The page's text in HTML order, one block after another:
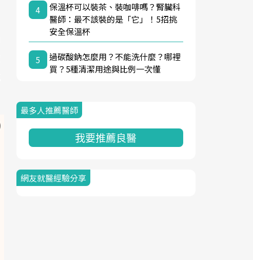
4
保溫杯可以裝茶、裝咖啡嗎？腎臟科
醫師：最不該裝的是「它」！5招挑
安全保溫杯
5
過碳酸鈉怎麼用？不能洗什麼？哪裡
買？5種清潔用途與比例一次懂
最多人推薦醫師
我要推薦良醫
網友就醫經驗分享